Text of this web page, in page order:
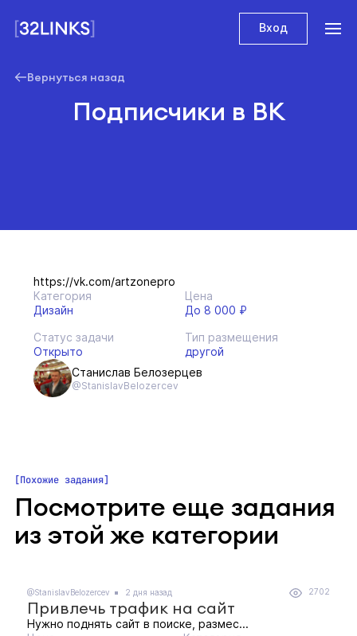
Вход
Вернуться назад
Подписчики в ВК
https://vk.com/artzonepro
Категория
Дизайн
Цена
До 8 000 ₽
Статус задачи
Открыто
Тип размещения
другой
Станислав Белозерцев
@StanislavBelozercev
Похожие задания
Посмотрите еще задания
из этой же категории
@StanislavBelozercev 2 дня назад 2702
Привлечь трафик на сайт
Нужно поднять сайт в поиске, размес...